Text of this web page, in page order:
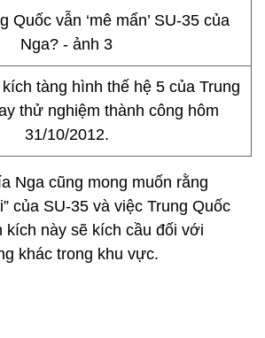
tàng hình thế hệ 5 của Trung
thử nghiệm thành công hôm
31/10/2012.
Nga cũng mong muốn rằng
của SU-35 và việc Trung Quốc
kích này sẽ kích cầu đối với
khác trong khu vực.